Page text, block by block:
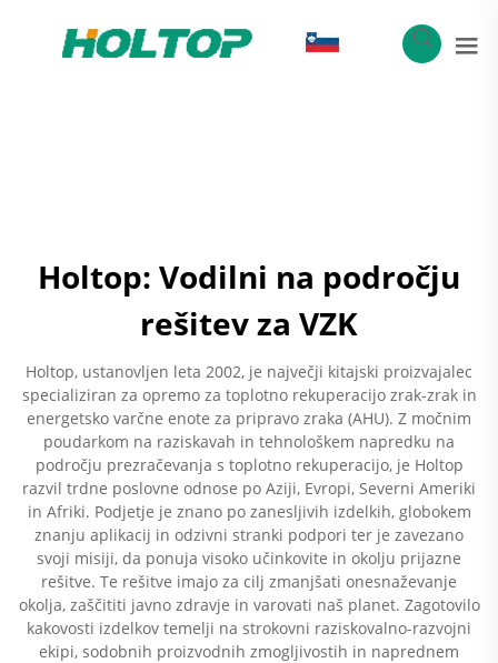
Holtop: Vodilni na področju
rešitev za VZK
Holtop, ustanovljen leta 2002, je največji kitajski proizvajalec
specializiran za opremo za toplotno rekuperacijo zrak-zrak in
energetsko varčne enote za pripravo zraka (AHU). Z močnim
poudarkom na raziskavah in tehnološkem napredku na
področju prezračevanja s toplotno rekuperacijo, je Holtop
razvil trdne poslovne odnose po Aziji, Evropi, Severni Ameriki
in Afriki. Podjetje je znano po zanesljivih izdelkih, globokem
znanju aplikacij in odzivni stranki podpori ter je zavezano
svoji misiji, da ponuja visoko učinkovite in okolju prijazne
rešitve. Te rešitve imajo za cilj zmanjšati onesnaževanje
okolja, zaščititi javno zdravje in varovati naš planet. Zagotovilo
kakovosti izdelkov temelji na strokovni raziskovalno-razvojni
ekipi, sodobnih proizvodnih zmogljivostih in naprednem